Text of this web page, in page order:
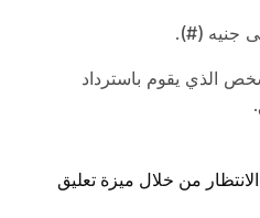
جنيه (#).
الذي يقوم باسترداد
من خلال ميزة تعليق